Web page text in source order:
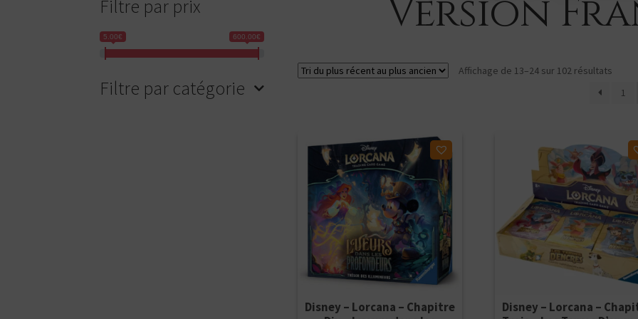
Version
Affichage de 13–24 sur 102 résultatsTrié
plus
1
Disney – Lorcana – Chapitre
Ajouter à ma liste d'envies
Disney – Lorcana –
Ajouter à ma liste d'envies
Filtre par prix
5.00€ 600.00€
Filtre par catégorie